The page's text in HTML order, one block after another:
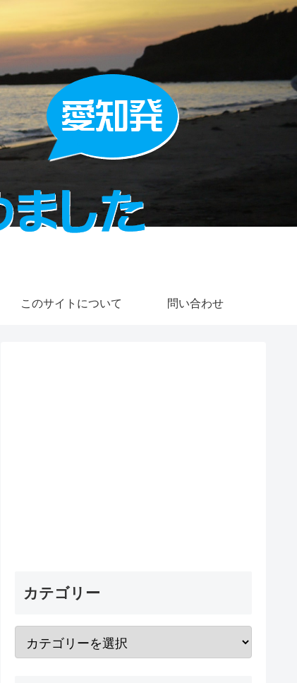
このサイトについて 問い合わせ
カテゴリー